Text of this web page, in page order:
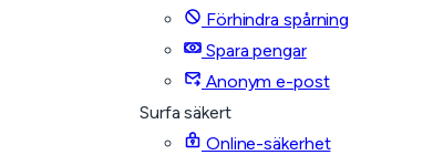
Förhindra spårning
Spara pengar
Anonym e-post
Surfa säkert
Online-säkerhet